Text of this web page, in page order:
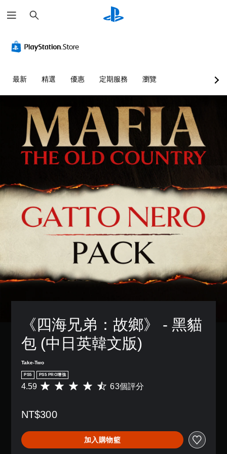
尋
最新 精選 優惠 定期服務 瀏覽
《四海兄弟：故鄉》 - 黑貓
包 (中日英韓文版)
Take-Two
PS5 PS5 PRO增強
平
分
4
.
4.59 63個評分
NT$300
加入購物籃